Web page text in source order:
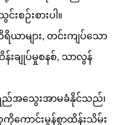
ဉ်းစားပါ။
ယာများ, တင်းကျပ်သော
းချုပ်မှုစနစ်, သာလွန်
ရည်အသွေးအာမခံနိုင်သည်၊
ကောင်းမွန်စွာထိန်းသိမ်း